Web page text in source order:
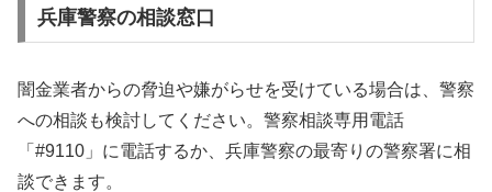
兵庫警察の相談窓口
闇金業者からの脅迫や嫌がらせを受けている場合は、警察
への相談も検討してください。警察相談専用電話
「#9110」に電話するか、兵庫警察の最寄りの警察署に相
談できます。